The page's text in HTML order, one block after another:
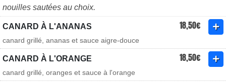
nouilles sautées au choix.
CANARD À L'ANANAS 18,50€
canard grillé, ananas et sauce aigre-douce
CANARD À L'ORANGE 18,50€
canard grillé, oranges et sauce à l'orange